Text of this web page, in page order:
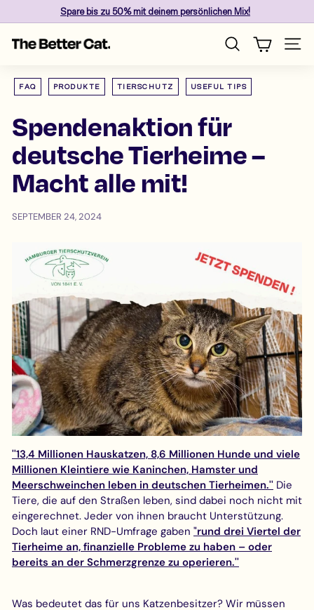
zum
Inhalt
Pause
Sparebis zu 50%mit deinem persönlichen Mix!
T
e
B
e
t
t
e
r
C
a
Suche
FAQ PRODUKTE TIERSCHUTZ USEFUL TIPS
Spendenaktion für
deutsche Tierheime –
Macht alle mit!
SEPTEMBER 24, 2024
''13,4 Millionen Hauskatzen, 8,6 Millionen Hunde und viele
Millionen Kleintiere wie Kaninchen, Hamster und
Meerschweinchen leben in deutschen Tierheimen.'' Die
Tiere, die auf den Straßen leben, sind dabei noch nicht mit
eingerechnet. Jeder von ihnen braucht Unterstützung.
Doch laut einer RND-Umfrage gaben ''rund drei Viertel der
Tierheime an, finanzielle Probleme zu haben – oder
bereits an der Schmerzgrenze zu operieren.''
Was bedeutet das für uns Katzenbesitzer? Wir müssen